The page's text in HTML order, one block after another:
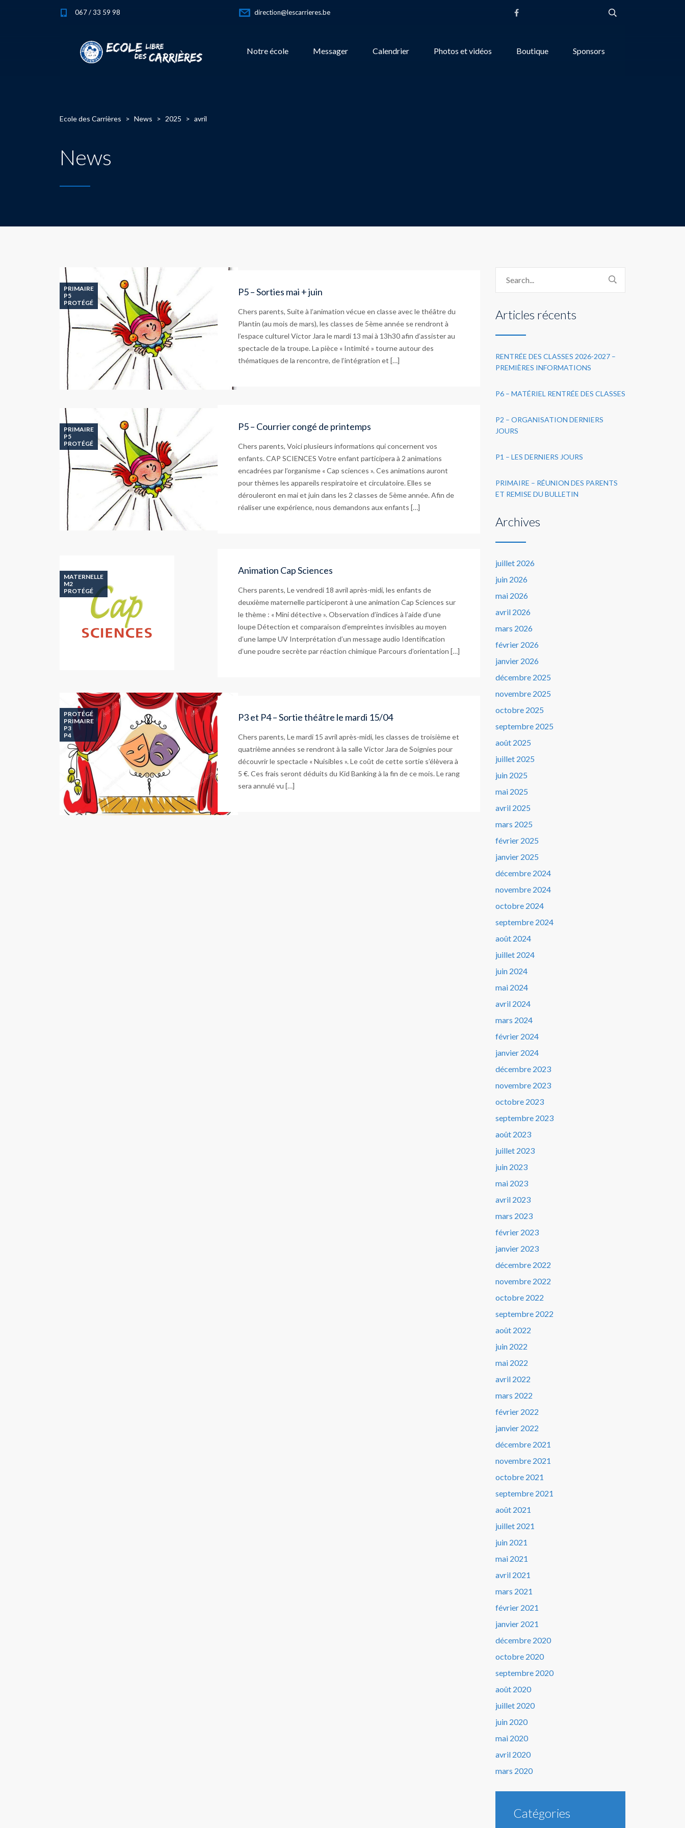
067 / 33 59 98 direction@lescarrieres.be
Notre école Messager Calendrier Photos et vidéos Boutique Sponsors
Ecole des Carrières > News > 2025 > avril
News
PRIMAIRE
P5
PROTÉGÉ
P5 – Sorties mai + juin
Chers parents, Suite à l’animation vécue en classe avec le théâtre du
Plantin (au mois de mars), les classes de 5ème année se rendront à
l’espace culturel Victor Jara le mardi 13 mai à 13h30 afin d’assister au
spectacle de la troupe. La pièce « Intimité » tourne autour des
thématiques de la rencontre, de l’intégration et […]
PRIMAIRE
P5
PROTÉGÉ
P5 – Courrier congé de printemps
Chers parents, Voici plusieurs informations qui concernent vos
enfants. CAP SCIENCES Votre enfant participera à 2 animations
encadrées par l’organisme « Cap sciences ». Ces animations auront
pour thèmes les appareils respiratoire et circulatoire. Elles se
dérouleront en mai et juin dans les 2 classes de 5ème année. Afin de
réaliser une expérience, nous demandons aux enfants […]
MATERNELLE
M2
PROTÉGÉ
Animation Cap Sciences
Chers parents, Le vendredi 18 avril après-midi, les enfants de
deuxième maternelle participeront à une animation Cap Sciences sur
le thème : « Mini détective ». Observation d’indices à l’aide d’une
loupe Détection et comparaison d’empreintes invisibles au moyen
d’une lampe UV Interprétation d’un message audio Identification
d’une poudre secrète par réaction chimique Parcours d’orientation […]
PROTÉGÉ
PRIMAIRE
P3
P4
P3 et P4 – Sortie théâtre le mardi 15/04
Chers parents, Le mardi 15 avril après-midi, les classes de troisième et
quatrième années se rendront à la salle Victor Jara de Soignies pour
découvrir le spectacle « Nuisibles ». Le coût de cette sortie s’élèvera à
5 €. Ces frais seront déduits du Kid Banking à la fin de ce mois. Le rang
sera annulé vu […]
Articles récents
RENTRÉE DES CLASSES 2026-2027 –
PREMIÈRES INFORMATIONS
P6 – MATÉRIEL RENTRÉE DES CLASSES
P2 – ORGANISATION DERNIERS
JOURS
P1 – LES DERNIERS JOURS
PRIMAIRE – RÉUNION DES PARENTS
ET REMISE DU BULLETIN
Archives
juillet 2026
juin 2026
mai 2026
avril 2026
mars 2026
février 2026
janvier 2026
décembre 2025
novembre 2025
octobre 2025
septembre 2025
août 2025
juillet 2025
juin 2025
mai 2025
avril 2025
mars 2025
février 2025
janvier 2025
décembre 2024
novembre 2024
octobre 2024
septembre 2024
août 2024
juillet 2024
juin 2024
mai 2024
avril 2024
mars 2024
février 2024
janvier 2024
décembre 2023
novembre 2023
octobre 2023
septembre 2023
août 2023
juillet 2023
juin 2023
mai 2023
avril 2023
mars 2023
février 2023
janvier 2023
décembre 2022
novembre 2022
octobre 2022
septembre 2022
août 2022
juin 2022
mai 2022
avril 2022
mars 2022
février 2022
janvier 2022
décembre 2021
novembre 2021
octobre 2021
septembre 2021
août 2021
juillet 2021
juin 2021
mai 2021
avril 2021
mars 2021
février 2021
janvier 2021
décembre 2020
octobre 2020
septembre 2020
août 2020
juillet 2020
juin 2020
mai 2020
avril 2020
mars 2020
Catégories